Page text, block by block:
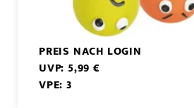
PREIS NACH LOGIN
UVP: 5,99 €
VPE: 3